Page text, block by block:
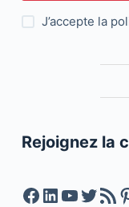
J’accepte la
Rejoignez la
Facebook
LinkedIn
Feed